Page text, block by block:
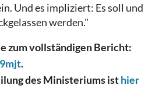
Und es impliziert: Es soll und
werden."
zum vollständigen Bericht:
.
des Ministeriums isthier